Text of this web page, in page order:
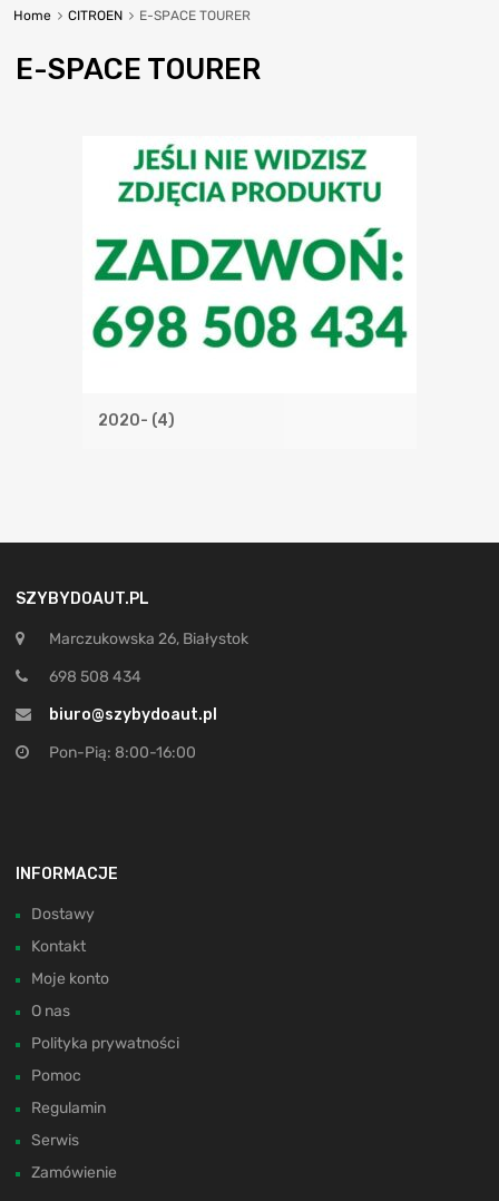
Home CITROEN E-SPACE TOURER
E-SPACE TOURER
2020- (4)
SZYBYDOAUT.PL
Marczukowska 26, Białystok
698 508 434
biuro@szybydoaut.pl
Pon-Pią: 8:00-16:00
INFORMACJE
Dostawy
Kontakt
Moje konto
O nas
Polityka prywatności
Pomoc
Regulamin
Serwis
Zamówienie